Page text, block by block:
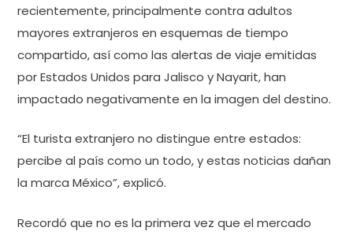
recientemente, principalmente contra adultos
mayores extranjeros en esquemas de tiempo
compartido, así como las alertas de viaje emitidas
por Estados Unidos para Jalisco y Nayarit, han
impactado negativamente en la imagen del destino.
“El turista extranjero no distingue entre estados:
percibe al país como un todo, y estas noticias dañan
la marca México”, explicó.
Recordó que no es la primera vez que el mercado